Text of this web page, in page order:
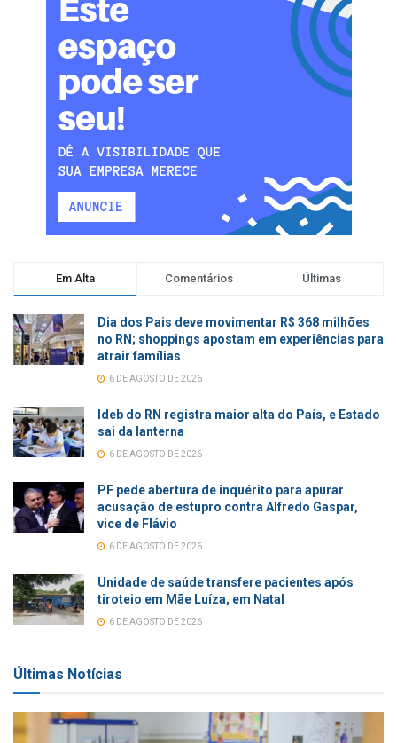
Em Alta Comentários Últimas
Dia dos Pais deve movimentar R$ 368 milhões
no RN; shoppings apostam em experiências para
atrair famílias
6 DE AGOSTO DE 2026
Ideb do RN registra maior alta do País, e Estado
sai da lanterna
6 DE AGOSTO DE 2026
PF pede abertura de inquérito para apurar
acusação de estupro contra Alfredo Gaspar,
vice de Flávio
6 DE AGOSTO DE 2026
Unidade de saúde transfere pacientes após
tiroteio em Mãe Luíza, em Natal
6 DE AGOSTO DE 2026
Últimas Notícias